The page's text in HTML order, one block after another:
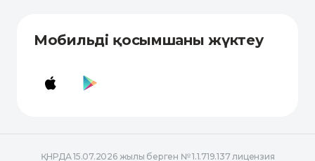
Мобильді қосымшаны жүктеу
ҚНРДА 15.07.2026 жылы берген № 1.1.719.137 лицензия